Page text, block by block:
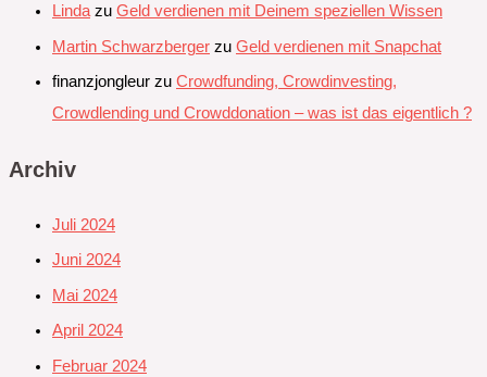
Linda zu Geld verdienen mit Deinem speziellen Wissen
Martin Schwarzberger zu Geld verdienen mit Snapchat‭
finanzjongleur zu Crowdfunding, Crowdinvesting,
Crowdlending und Crowddonation – was ist das eigentlich ?
Archiv
Juli 2024
Juni 2024
Mai 2024
April 2024
Februar 2024